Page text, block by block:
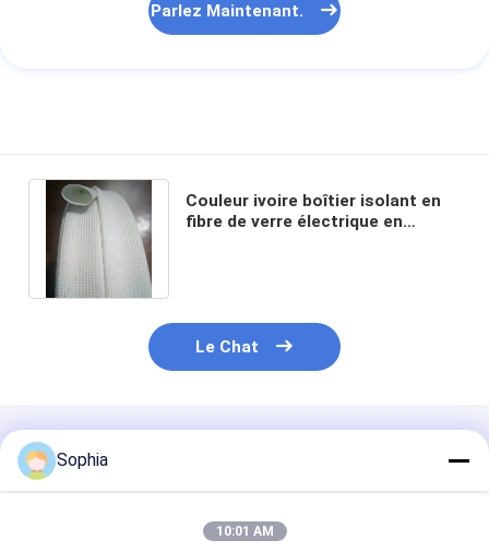
Parlez Maintenant.
Couleur ivoire boîtier isolant en
fibre de verre électrique en
Le Chat
Produits Recommandés
Sophia
10:01 AM